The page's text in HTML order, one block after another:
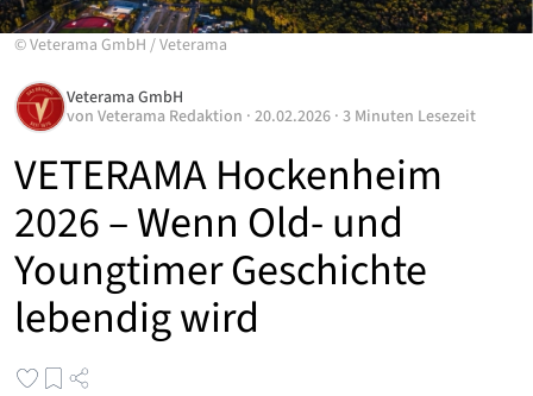
©Veterama GmbH /Veterama
VETERAMA Hockenheim
2026 – Wenn Old- und
Youngtimer Geschichte
lebendig wird
Veterama GmbH
von Veterama Redaktion · 20.02.2026 · 3 Minuten Lesezeit